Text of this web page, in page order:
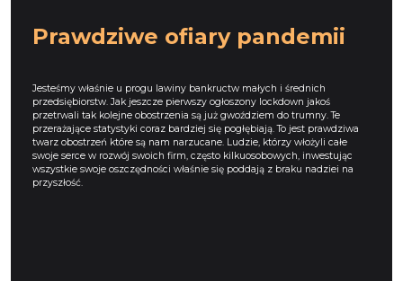
Prawdziwe ofiary pandemii
Jesteśmy właśnie u progu lawiny bankructw małych i średnich
przedsiębiorstw. Jak jeszcze pierwszy ogłoszony lockdown jakoś
przetrwali tak kolejne obostrzenia są już gwoździem do trumny. Te
przerażające statystyki coraz bardziej się pogłębiają. To jest prawdziwa
twarz obostrzeń które są nam narzucane. Ludzie, którzy włożyli całe
swoje serce w rozwój swoich firm, często kilkuosobowych, inwestując
wszystkie swoje oszczędności właśnie się poddają z braku nadziei na
przyszłość.